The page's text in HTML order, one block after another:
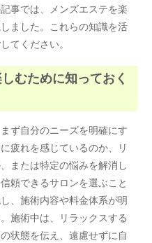
事では、メンズエステを楽
ました。これらの知識を活
てください。
むために知っておく
ず自分のニーズを明確にす
疲れを感じているのか、リ
または特定の悩みを解消し
頼できるサロンを選ぶこと
、施術内容や料金体系が明
施術中は、リラックスする
状態を伝え、遠慮せずに自